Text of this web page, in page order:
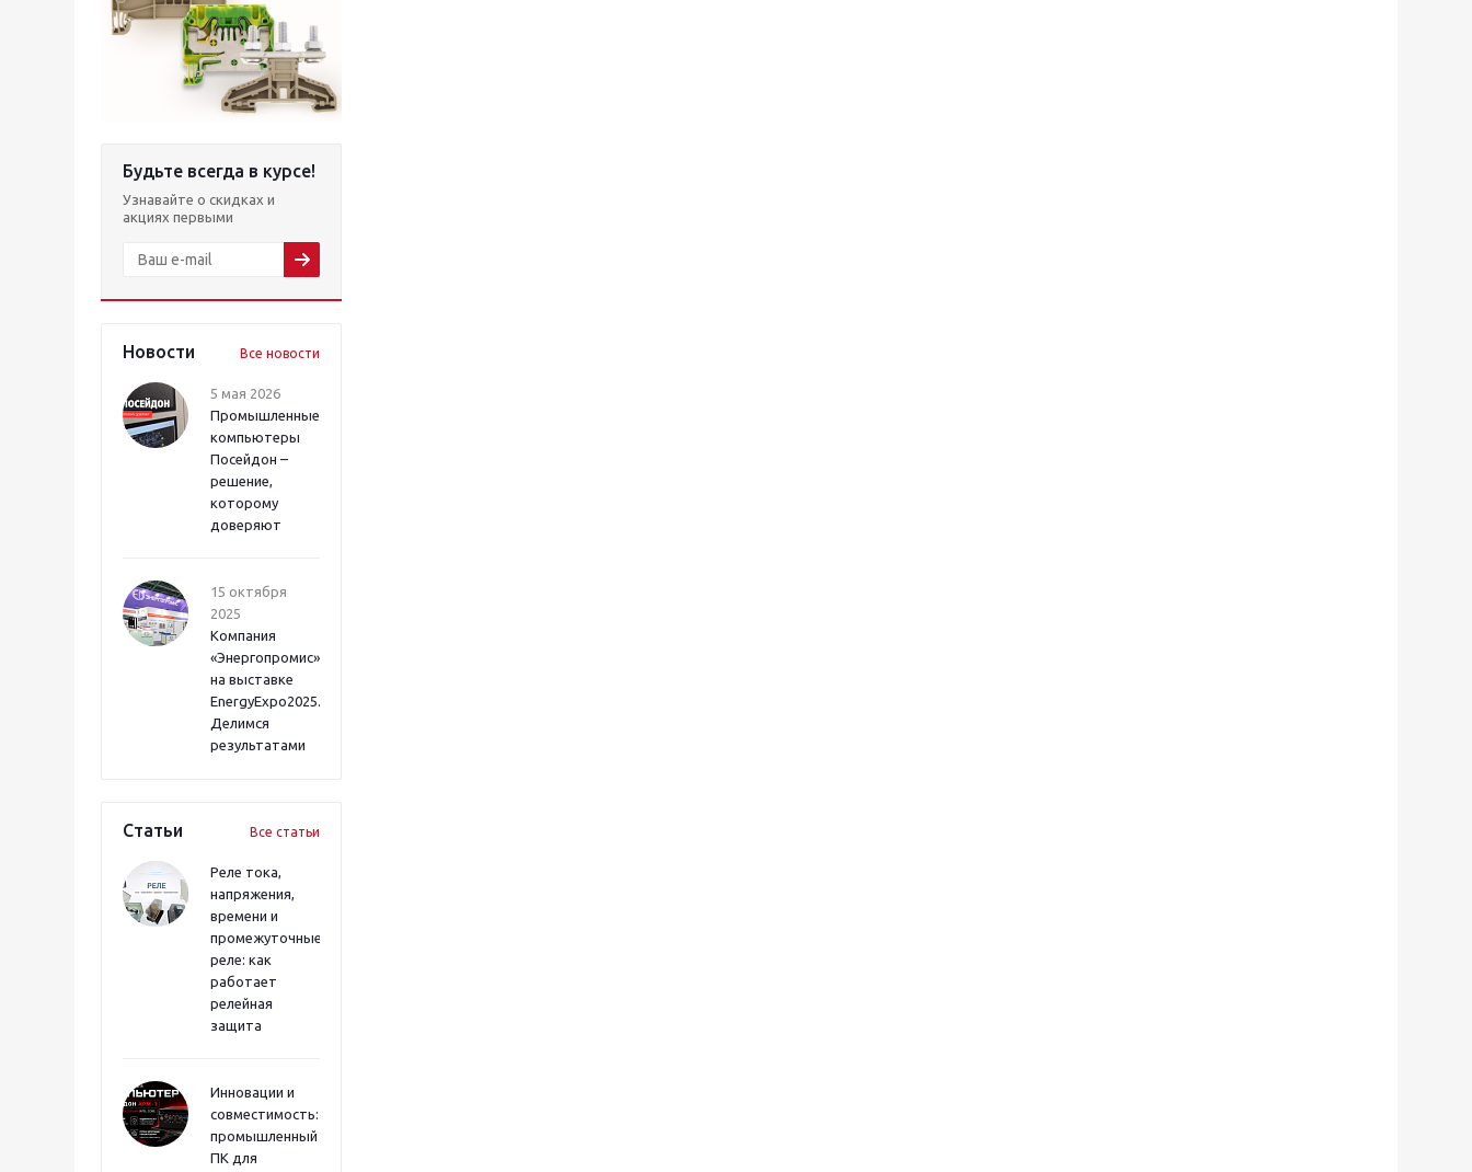
Будьте всегда в курсе!
Узнавайте о скидках и
акциях первыми
Новости Все новости
5 мая 2026
Промышленные
компьютеры
Посейдон –
решение,
которому
доверяют
15 октября
2025
Компания
«Энергопромис»
на выставке
EnergyExpo2025.
Делимся
результатами
Статьи Все статьи
Реле тока,
напряжения,
времени и
промежуточные
реле: как
работает
релейная
защита
Инновации и
совместимость:
промышленный
ПК для